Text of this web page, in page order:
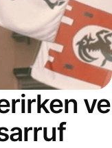
ve